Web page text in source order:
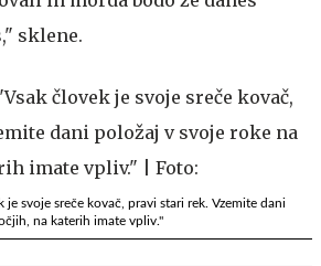
sklene.
je svoje sreče kovač, pravi stari rek. Vzemite dani
na katerih imate vpliv."